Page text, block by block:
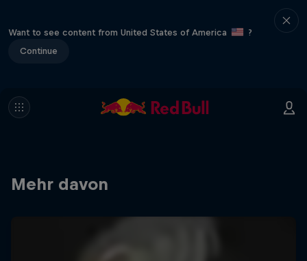
Want to see content from United States of America
?
Continue
Mehr davon